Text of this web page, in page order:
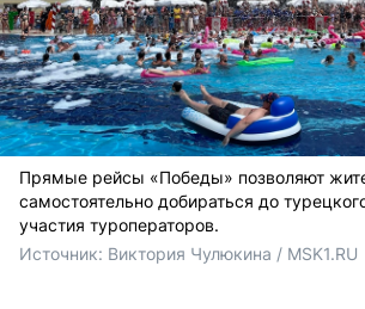
Прямые рейсы «Победы» позволяют
самостоятельно добираться до
участия туроператоров.
Источник: Виктория Чулюкина / MSK1.RU